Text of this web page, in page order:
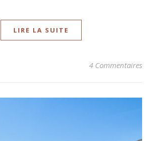
LIRE LA SUITE
4 Commentaires